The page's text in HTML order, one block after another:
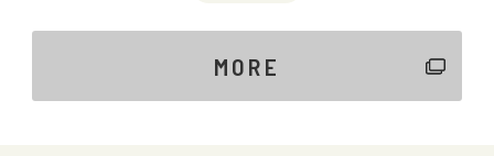
MORE